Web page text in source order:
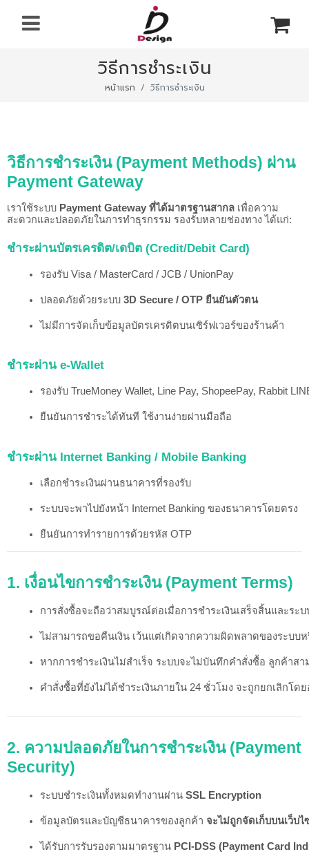
วิธีการชำระเงิน
หน้าแรก วิธีการชำระเงิน
วิธีการชำระเงิน (Payment Methods) ผ่าน
Payment Gateway
เราใช้ระบบ Payment Gateway ที่ได้มาตรฐานสากล เพื่อความ
สะดวกและปลอดภัยในการทำธุรกรรม รองรับหลายช่องทาง ได้แก่:
ชำระผ่านบัตรเครดิต/เดบิต (Credit/Debit Card)
รองรับ Visa / MasterCard / JCB / UnionPay
ปลอดภัยด้วยระบบ 3D Secure / OTP ยืนยันตัวตน
ไม่มีการจัดเก็บข้อมูลบัตรเครดิตบนเซิร์ฟเวอร์ของร้านค้า
ชำระผ่าน e-Wallet
รองรับ TrueMoney Wallet, Line Pay, ShopeePay, Rabbit
ยืนยันการชำระได้ทันที ใช้งานง่ายผ่านมือถือ
ชำระผ่าน Internet Banking / Mobile Banking
เลือกชำระเงินผ่านธนาคารที่รองรับ
ระบบจะพาไปยังหน้า Internet Banking ของธนาคารโดยตรง
ยืนยันการทำรายการด้วยรหัส OTP
1. เงื่อนไขการชำระเงิน (Payment Terms)
การสั่งซื้อจะถือว่าสมบูรณ์ต่อเมื่อการชำระเงินเสร็จสิ้นและระ
ไม่สามารถขอคืนเงิน เว้นแต่เกิดจากความผิดพลาดของระบบ
หากการชำระเงินไม่สำเร็จ ระบบจะไม่บันทึกคำสั่งซื้อ ลูกค้าส
คำสั่งซื้อที่ยังไม่ได้ชำระเงินภายใน 24 ชั่วโมง จะถูกยกเลิกโด
2. ความปลอดภัยในการชำระเงิน (Payment
Security)
ระบบชำระเงินทั้งหมดทำงานผ่าน SSL Encryption
ข้อมูลบัตรและบัญชีธนาคารของลูกค้า จะไม่ถูกจัดเก็บบนเว็บไ
ได้รับการรับรองตามมาตรฐาน PCI-DSS (Payment Card